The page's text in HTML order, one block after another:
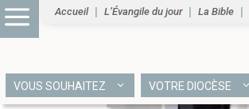
Accueil L’Évangile du jour La Bible
VOUS SOUHAITEZ VOTRE DIOCÈSE